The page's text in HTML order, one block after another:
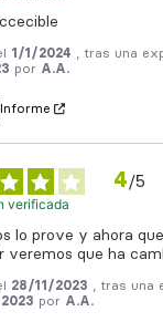
1/1/2024
, tras una
por A.A.
Informe
4/5
verificada
lo prove y ahora
veremos que ha
28/11/2023
, tras una
por A.A.